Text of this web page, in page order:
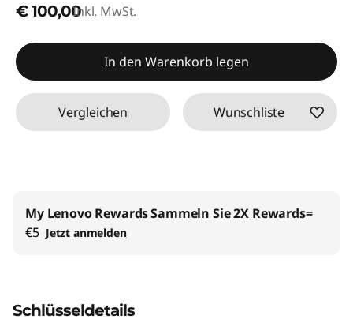
€ 100,00Inkl. MwSt.
In den Warenkorb legen
Vergleichen Wunschliste
My Lenovo RewardsSammeln Sie 2X Rewards=
€5 Jetzt anmelden
Schlüsseldetails